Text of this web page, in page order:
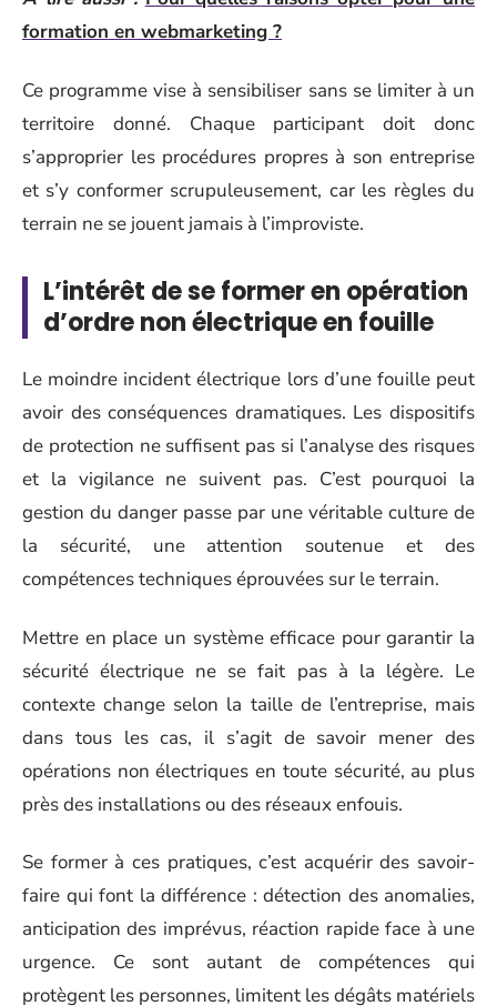
formation en webmarketing ?
Ce programme vise à sensibiliser sans se limiter à un
territoire donné. Chaque participant doit donc
s’approprier les procédures propres à son entreprise
et s’y conformer scrupuleusement, car les règles du
terrain ne se jouent jamais à l’improviste.
L’intérêt de se former en opération
d’ordre non électrique en fouille
Le moindre incident électrique lors d’une fouille peut
avoir des conséquences dramatiques. Les dispositifs
de protection ne suffisent pas si l’analyse des risques
et la vigilance ne suivent pas. C’est pourquoi la
gestion du danger passe par une véritable culture de
la sécurité, une attention soutenue et des
compétences techniques éprouvées sur le terrain.
Mettre en place un système efficace pour garantir la
sécurité électrique ne se fait pas à la légère. Le
contexte change selon la taille de l’entreprise, mais
dans tous les cas, il s’agit de savoir mener des
opérations non électriques en toute sécurité, au plus
près des installations ou des réseaux enfouis.
Se former à ces pratiques, c’est acquérir des savoir-
faire qui font la différence : détection des anomalies,
anticipation des imprévus, réaction rapide face à une
urgence. Ce sont autant de compétences qui
protègent les personnes, limitent les dégâts matériels